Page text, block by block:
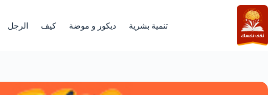
التجاوز
إلى
المحتوى
تنمية بشرية ديكور و موضة كيف الرجل